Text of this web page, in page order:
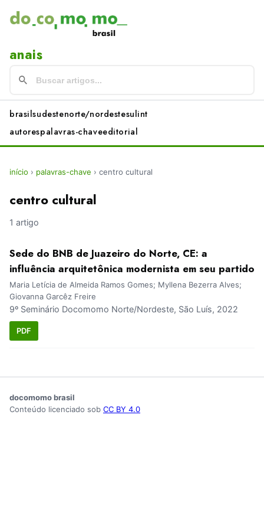
anais
brasilsudestenorte/nordestesulint
autorespalavras-chaveeditorial
início › palavras-chave › centro cultural
centro cultural
1 artigo
Sede do BNB de Juazeiro do Norte, CE: a
influência arquitetônica modernista em seu partido
Maria Letícia de Almeida Ramos Gomes; Myllena Bezerra Alves;
Giovanna Garcêz Freire
9º Seminário Docomomo Norte/Nordeste, São Luís, 2022
PDF
docomomo brasil
Conteúdo licenciado sob CC BY 4.0